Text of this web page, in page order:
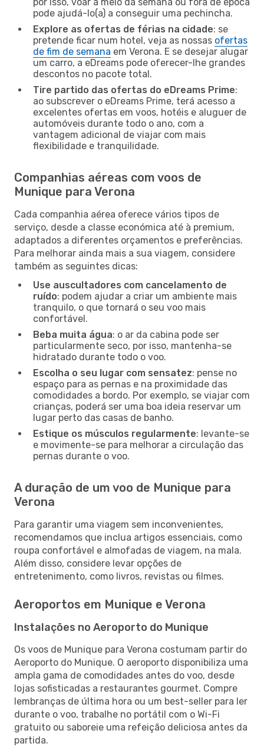
pode ajudá-lo(a) a conseguir uma pechincha.
Explore as ofertas de férias na cidade: se
pretende ficar num hotel, veja as nossas ofertas
de fim de semana em Verona. E se desejar alugar
um carro, a eDreams pode oferecer-lhe grandes
descontos no pacote total.
Tire partido das ofertas do eDreams Prime:
ao subscrever o eDreams Prime, terá acesso a
excelentes ofertas em voos, hotéis e aluguer de
automóveis durante todo o ano, com a
vantagem adicional de viajar com mais
flexibilidade e tranquilidade.
Companhias aéreas com voos de
Munique para Verona
Cada companhia aérea oferece vários tipos de
serviço, desde a classe económica até à premium,
adaptados a diferentes orçamentos e preferências.
Para melhorar ainda mais a sua viagem, considere
também as seguintes dicas:
Use auscultadores com cancelamento de
ruído: podem ajudar a criar um ambiente mais
tranquilo, o que tornará o seu voo mais
confortável.
Beba muita água: o ar da cabina pode ser
particularmente seco, por isso, mantenha-se
hidratado durante todo o voo.
Escolha o seu lugar com sensatez: pense no
espaço para as pernas e na proximidade das
comodidades a bordo. Por exemplo, se viajar com
crianças, poderá ser uma boa ideia reservar um
lugar perto das casas de banho.
Estique os músculos regularmente: levante-se
e movimente-se para melhorar a circulação das
pernas durante o voo.
A duração de um voo de Munique para
Verona
Para garantir uma viagem sem inconvenientes,
recomendamos que inclua artigos essenciais, como
roupa confortável e almofadas de viagem, na mala.
Além disso, considere levar opções de
entretenimento, como livros, revistas ou filmes.
Aeroportos em Munique e Verona
Instalações no Aeroporto do Munique
Os voos de Munique para Verona costumam partir do
Aeroporto do Munique. O aeroporto disponibiliza uma
ampla gama de comodidades antes do voo, desde
lojas sofisticadas a restaurantes gourmet. Compre
lembranças de última hora ou um best-seller para ler
durante o voo, trabalhe no portátil com o Wi-Fi
gratuito ou saboreie uma refeição deliciosa antes da
partida.